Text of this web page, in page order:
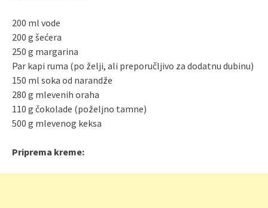
200 ml vode
200 g šećera
250 g margarina
Par kapi ruma (po želji, ali preporučljivo za dodatnu dubinu)
150 ml soka od narandže
280 g mlevenih oraha
110 g čokolade (poželjno tamne)
500 g mlevenog keksa
Priprema kreme: